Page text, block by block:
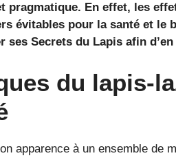
pragmatique. En effet, les
évitables pour la santé et
ses Secrets du Lapis afin
du lapis-
apparence à un ensemble de